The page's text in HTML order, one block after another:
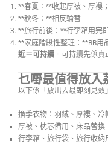
**春夏：**收起厚被、厚褸
**秋冬：**相反輪替
**旅行前後：**行李箱用完
**家庭階段性整理：**BB用
近＝可持續 。可持續先係真
乜嘢最值得放入
以下係「放出去最即刻見效
換季衣物：羽絨、厚褸、冷
厚被、枕芯備用、床品替換
行李箱、旅行袋、旅行收納